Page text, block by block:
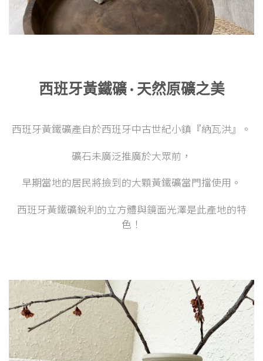
西班牙黃鐵礦 · 天然原礦之美
西班牙黃鐵礦產自於西班牙中古世紀小鎮『納瓦洪』。
礦石未廣泛推廣於大眾前，
早期當地的居民將撿到的大顆黃鐵礦當門擋使用。
西班牙黃鐵礦銳利的立方體與鏡面光澤是此產地的特
色！